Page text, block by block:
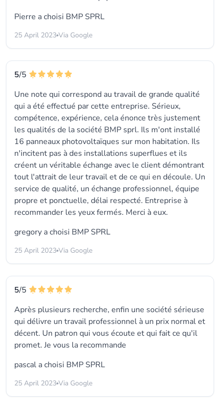
Pierre a choisi BMP SPRL
25 April 2023 Via Google
5/5
Une note qui correspond au travail de grande qualité
qui a été effectué par cette entreprise. Sérieux,
compétence, expérience, cela énonce très justement
les qualités de la société BMP sprl. Ils m'ont installé
16 panneaux photovoltaïques sur mon habitation. Ils
n'incitent pas à des installations superflues et ils
créent un véritable échange avec le client démontrant
tout l'attrait de leur travail et de ce qui en découle. Un
service de qualité, un échange professionnel, équipe
propre et ponctuelle, délai respecté. Entreprise à
recommander les yeux fermés. Merci à eux.
gregory a choisi BMP SPRL
25 April 2023 Via Google
5/5
Après plusieurs recherche, enfin une société sérieuse
qui délivre un travail professionnel à un prix normal et
décent. Un patron qui vous écoute et qui fait ce qu'il
promet. Je vous la recommande
pascal a choisi BMP SPRL
25 April 2023 Via Google